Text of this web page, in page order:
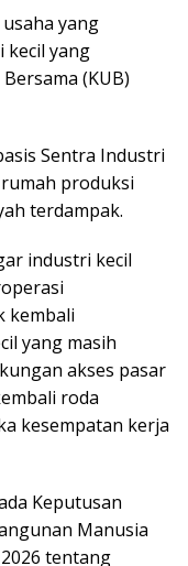
yang
kecil yang
(KUB)
Sentra Industri
produksi
terdampak.
industri kecil
kembali
yang masih
akses pasar
roda
kesempatan kerja
Keputusan
Manusia
tentang